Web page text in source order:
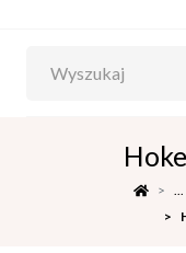
...